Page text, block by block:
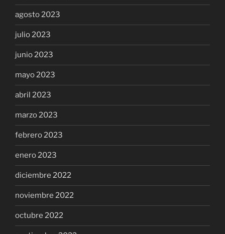
agosto 2023
julio 2023
junio 2023
mayo 2023
abril 2023
marzo 2023
febrero 2023
enero 2023
diciembre 2022
noviembre 2022
octubre 2022